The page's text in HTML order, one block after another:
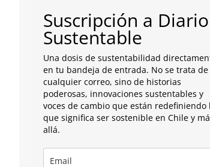
Suscripción a Diario
Sustentable
Una dosis de sustentabilidad
en tu bandeja de entrada. No se trata de
cualquier correo, sino de historias
poderosas, innovaciones sustentables y
voces de cambio que están redefiniendo
que significa ser sostenible en Chile y
allá.